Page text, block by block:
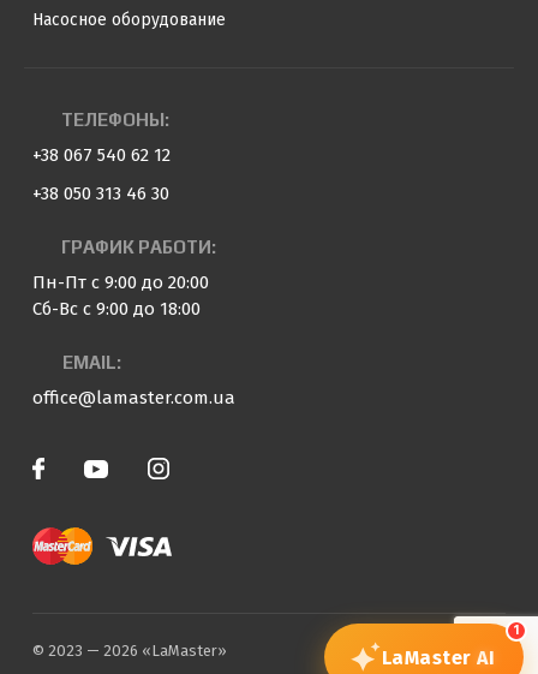
© 2023 — 2026 «LaMaster»
Насосное оборудование
ТЕЛЕФОНЫ:
+38 067 540 62 12
+38 050 313 46 30
ГРАФИК РАБОТИ:
Пн-Пт с 9:00 до 20:00
Сб-Вс с 9:00 до 18:00
EMAIL:
office@lamaster.com.ua
1
LaMaster AI